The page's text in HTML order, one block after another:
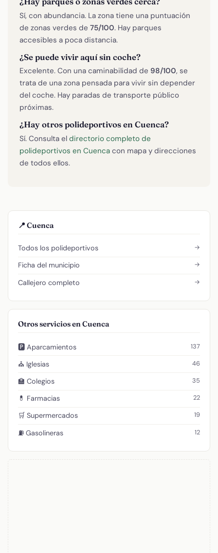
Sí, con abundancia. La zona tiene una puntuación
de zonas verdes de 75/100. Hay parques
accesibles a poca distancia.
¿Se puede vivir aquí sin coche?
Excelente. Con una caminabilidad de 98/100, se
trata de una zona pensada para vivir sin depender
del coche. Hay paradas de transporte público
próximas.
¿Hay otros polideportivos en Cuenca?
Sí. Consulta el directorio completo de
polideportivos en Cuenca con mapa y direcciones
de todos ellos.
📍 Cuenca
Todos los polideportivos →
Ficha del municipio →
Callejero completo →
Otros servicios en Cuenca
🅿️ Aparcamientos 137
⛪ Iglesias 46
🏫 Colegios 35
💊 Farmacias 22
🛒 Supermercados 19
⛽ Gasolineras 12